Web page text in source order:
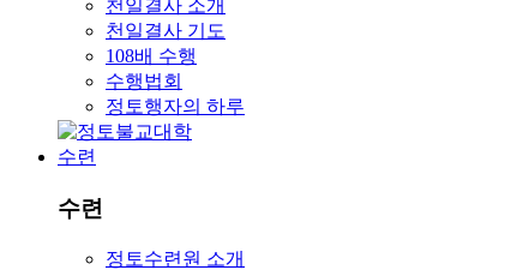
천일결사 소개
천일결사 기도
108배 수행
수행법회
정토행자의 하루
수련
수련
정토수련원 소개